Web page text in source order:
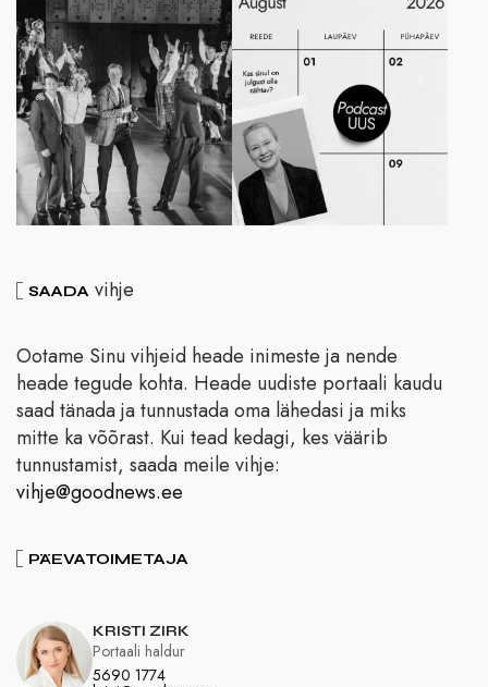
SAADA vihje
Ootame Sinu vihjeid heade inimeste ja nende
heade tegude kohta. Heade uudiste portaali kaudu
saad tänada ja tunnustada oma lähedasi ja miks
mitte ka võõrast. Kui tead kedagi, kes väärib
tunnustamist, saada meile vihje:
vihje@goodnews.ee
PÄEVATOIMETAJA
KRISTI ZIRK
5690 1774
Portaali haldur